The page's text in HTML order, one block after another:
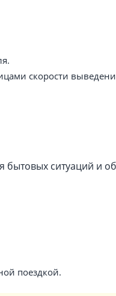
скорости
бытовых ситуаций и
поездкой.